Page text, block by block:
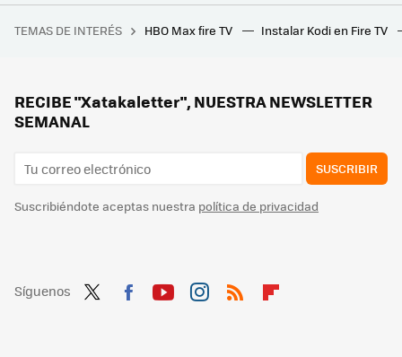
Dolby prepara la Navidad con este Calendario de Adviento gratuito. Sirve para descubrir series, películas, música y videojuegos a máxima calidad
China se prepara para otra embestida de EEUU. Y lo hace acumulando chips de vanguardia de Samsung
TEMAS DE INTERÉS HBO Max fire TV Instalar Kodi en Fire TV
RECIBE "Xatakaletter", NUESTRA NEWSLETTER
SEMANAL
SUSCRIBIR
Suscribiéndote aceptas nuestra política de privacidad
Síguenos